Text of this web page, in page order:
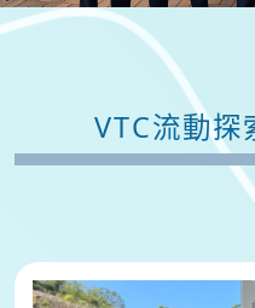
VTC流動探